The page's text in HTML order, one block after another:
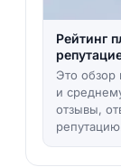
Рейтинг
Это
и
отзывы,